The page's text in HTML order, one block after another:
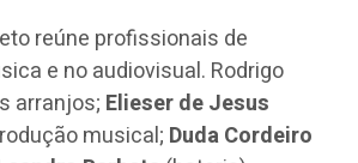
reúne profissionais de
e no audiovisual. Rodrigo
arranjos; Elieser de Jesus
musical; Duda Cordeiro